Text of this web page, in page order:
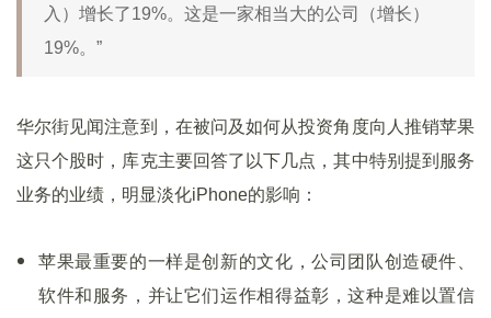
入）增长了19%。这是一家相当大的公司（增长）
19%。”
华尔街见闻注意到，在被问及如何从投资角度向人推销苹果
这只个股时，库克主要回答了以下几点，其中特别提到服务
业务的业绩，明显淡化iPhone的影响：
苹果最重要的一样是创新的文化，公司团队创造硬件、
软件和服务，并让它们运作相得益彰，这种是难以置信